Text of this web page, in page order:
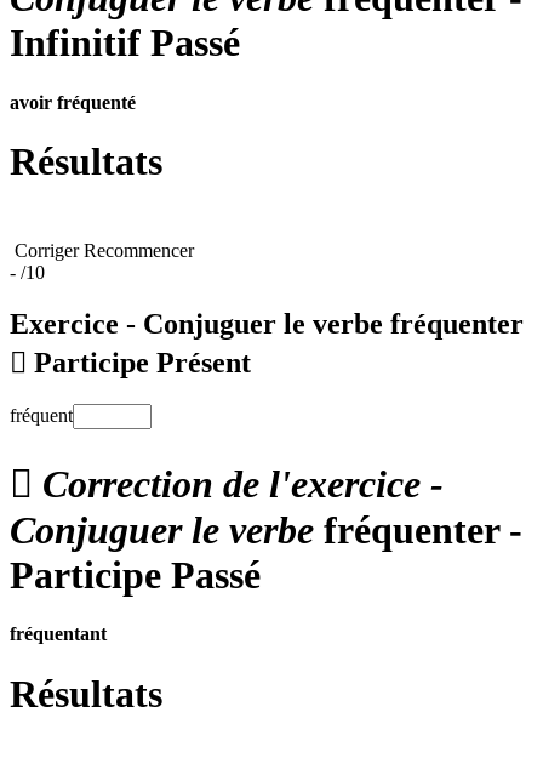
Infinitif Passé
avoir fréquenté
Résultats
CorrigerRecommencer
- /10
Exercice - Conjuguer le verbe fréquenter
 Participe Présent
fréquent
 Correction de l'exercice -
Conjuguer le verbe fréquenter -
Participe Passé
fréquentant
Résultats